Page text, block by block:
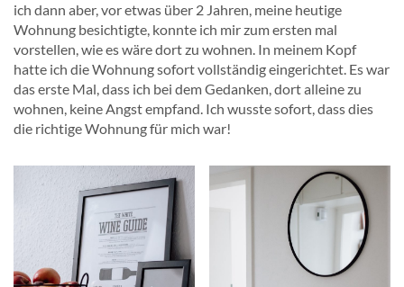
ich dann aber, vor etwas über 2 Jahren, meine heutige
Wohnung besichtigte, konnte ich mir zum ersten mal
vorstellen, wie es wäre dort zu wohnen. In meinem Kopf
hatte ich die Wohnung sofort vollständig eingerichtet. Es war
das erste Mal, dass ich bei dem Gedanken, dort alleine zu
wohnen, keine Angst empfand. Ich wusste sofort, dass dies
die richtige Wohnung für mich war!